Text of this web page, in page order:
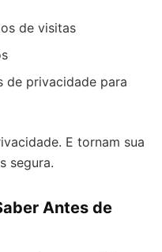
de visitas
de privacidade para
E tornam sua
segura.
Antes de